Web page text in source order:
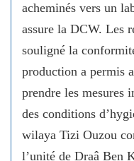
acheminés vers un
assure la DCW. Les
souligné la
production a permis
prendre les mesures
des conditions
wilaya Tizi Ouzou
l’unité de Draâ Ben